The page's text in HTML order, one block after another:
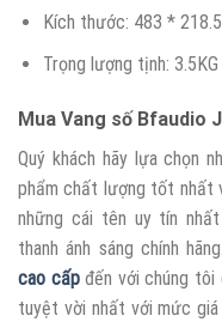
Kích thước: 483 *
Trọng lượng tịnh: 3.5KG
Mua Vang số Bfaudio
Quý khách hãy lựa chọn
phẩm chất lượng tốt nhất
những cái tên uy tín
thanh ánh sáng chính
cao cấpđến với chúng tôi
tuyệt vời nhất với mức